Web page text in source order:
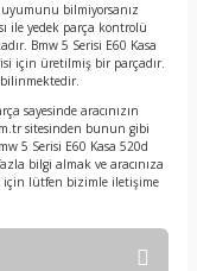
bilmiyorsanız
ile yedek parça kontrolü
Bmw 5 Serisi E60 Kasa
için üretilmiş bir parçadır.
sayesinde aracınızın
sitesinden bunun gibi
5 Serisi E60 Kasa 520d
bilgi almak ve aracınıza
için lütfen bizimle iletişime